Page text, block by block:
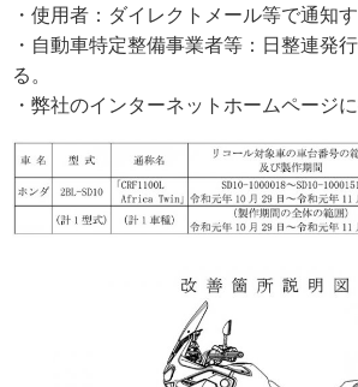
・使用者：ダイレクトメール等で通知す
・自動車特定整備事業者等：日整連発
る。
・弊社のインターネットホームページに